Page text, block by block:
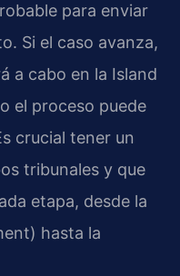
para enviar
Si el caso avanza,
a cabo en la Island
el proceso puede
crucial tener un
tribunales y que
etapa, desde la
hasta la